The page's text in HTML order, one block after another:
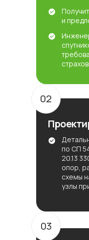
по СП
20.13
опор,
схемы
узлы
02
и
03